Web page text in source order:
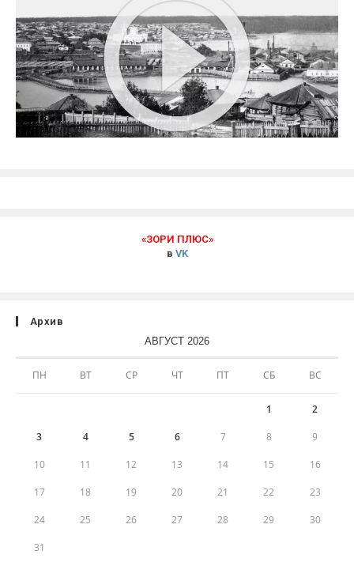
«ЗОРИ ПЛЮС»
в VK
Архив
АВГУСТ 2026
ПН ВТ СР ЧТ ПТ СБ ВС
1 2
3 4 5 6 7 8 9
10 11 12 13 14 15 16
17 18 19 20 21 22 23
24 25 26 27 28 29 30
31